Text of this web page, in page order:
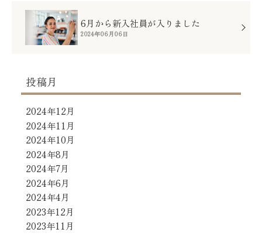
6月から新入社員が入りました
2024年06月06日
投稿月
2024年12月
2024年11月
2024年10月
2024年8月
2024年7月
2024年6月
2024年4月
2023年12月
2023年11月